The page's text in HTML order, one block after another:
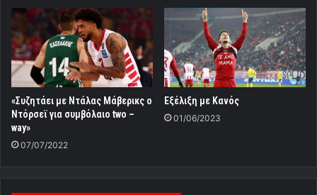
«Συζητάει με Ντάλας Μάβερικς ο
Ντόρσεϊ για συμβόλαιο two –
way»
07/07/2022
Εξέλιξη με Κανός
01/06/2023